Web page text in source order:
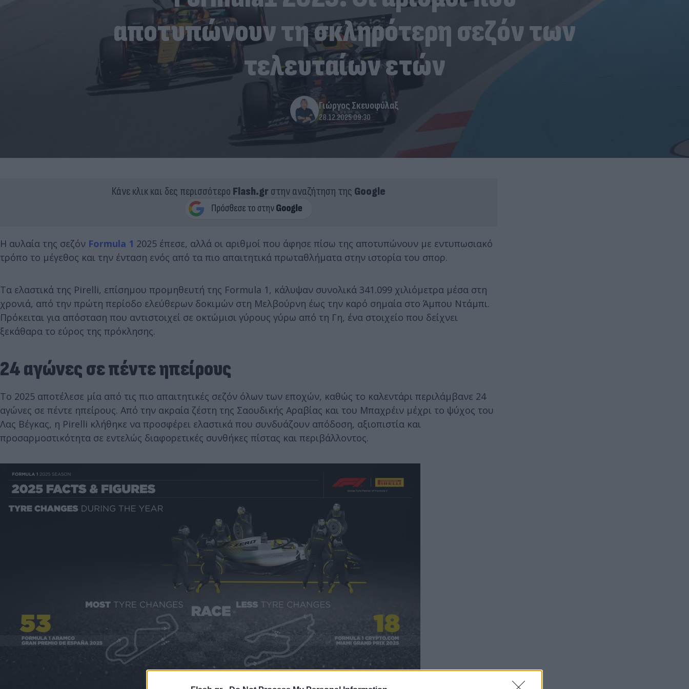
αποτυπώνουν τη σκληρότερη σεζόν των
τελευταίων ετών
Γιώργος Σκευοφύλαξ
28.12.2025 09:30
Κάνε κλικ και δες περισσότερο Flash.grστην αναζήτηση της Google
Η αυλαία της σεζόν Formula 1 2025 έπεσε, αλλά οι αριθμοί που άφησε πίσω της αποτυπώνουν με εντυπωσιακό
τρόπο το μέγεθος και την ένταση ενός από τα πιο απαιτητικά πρωταθλήματα στην ιστορία του σπορ.
Τα ελαστικά της Pirelli, επίσημου προμηθευτή της Formula 1, κάλυψαν συνολικά 341.099 χιλιόμετρα μέσα στη
χρονιά, από την πρώτη περίοδο ελεύθερων δοκιμών στη Μελβούρνη έως την καρό σημαία στο Άμπου Ντάμπι.
Πρόκειται για απόσταση που αντιστοιχεί σε οκτώμισι γύρους γύρω από τη Γη, ένα στοιχείο που δείχνει
ξεκάθαρα το εύρος της πρόκλησης.
24 αγώνες σε πέντε ηπείρους
Το 2025 αποτέλεσε μία από τις πιο απαιτητικές σεζόν όλων των εποχών, καθώς το καλεντάρι περιλάμβανε 24
αγώνες σε πέντε ηπείρους. Από την ακραία ζέστη της Σαουδικής Αραβίας και του Μπαχρέιν μέχρι το ψύχος του
Λας Βέγκας, η Pirelli κλήθηκε να προσφέρει ελαστικά που συνδυάζουν απόδοση, αξιοπιστία και
προσαρμοστικότητα σε εντελώς διαφορετικές συνθήκες πίστας και περιβάλλοντος.